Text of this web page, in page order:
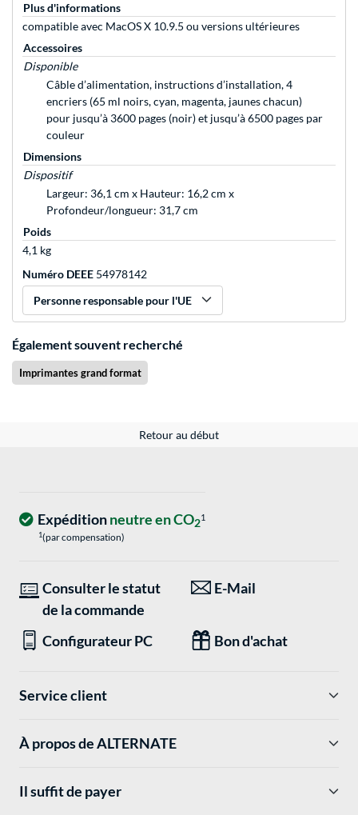
Plus d'informations
compatible avec MacOS X 10.9.5 ou versions ultérieures
Accessoires
Disponible
Câble d’alimentation, instructions d’installation, 4
encriers (65 ml noirs, cyan, magenta, jaunes chacun)
pour jusqu’à 3600 pages (noir) et jusqu’à 6500 pages par
couleur
Dimensions
Dispositif
Largeur: 36,1 cm x Hauteur: 16,2 cm x
Profondeur/longueur: 31,7 cm
Poids
4,1 kg
Numéro DEEE 54978142
Personne responsable pour l'UE
Également souvent recherché
Imprimantes grand format
Retour au début
Expéditionneutre en CO21
1(par compensation)
Consulter le statut
de la commande
E-Mail
Configurateur PC Bon d'achat
Service client
À propos de ALTERNATE
Il suffit de payer